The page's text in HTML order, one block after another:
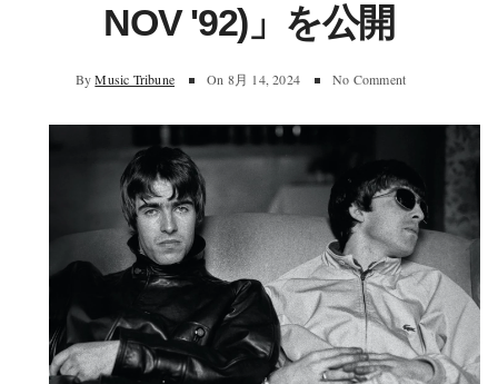
NOV '92)」を公開
By Music Tribune On 8月 14, 2024 No Comment